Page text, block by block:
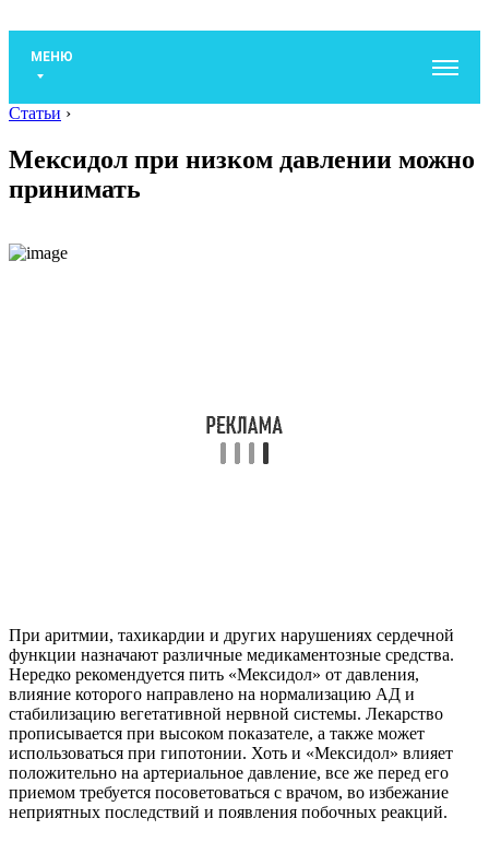
МЕНЮ
Статьи ›
Мексидол при низком давлении можно
принимать
При аритмии, тахикардии и других нарушениях сердечной
функции назначают различные медикаментозные средства.
Нередко рекомендуется пить «Мексидол» от давления,
влияние которого направлено на нормализацию АД и
стабилизацию вегетативной нервной системы. Лекарство
прописывается при высоком показателе, а также может
использоваться при гипотонии. Хоть и «Мексидол» влияет
положительно на артериальное давление, все же перед его
приемом требуется посоветоваться с врачом, во избежание
неприятных последствий и появления побочных реакций.